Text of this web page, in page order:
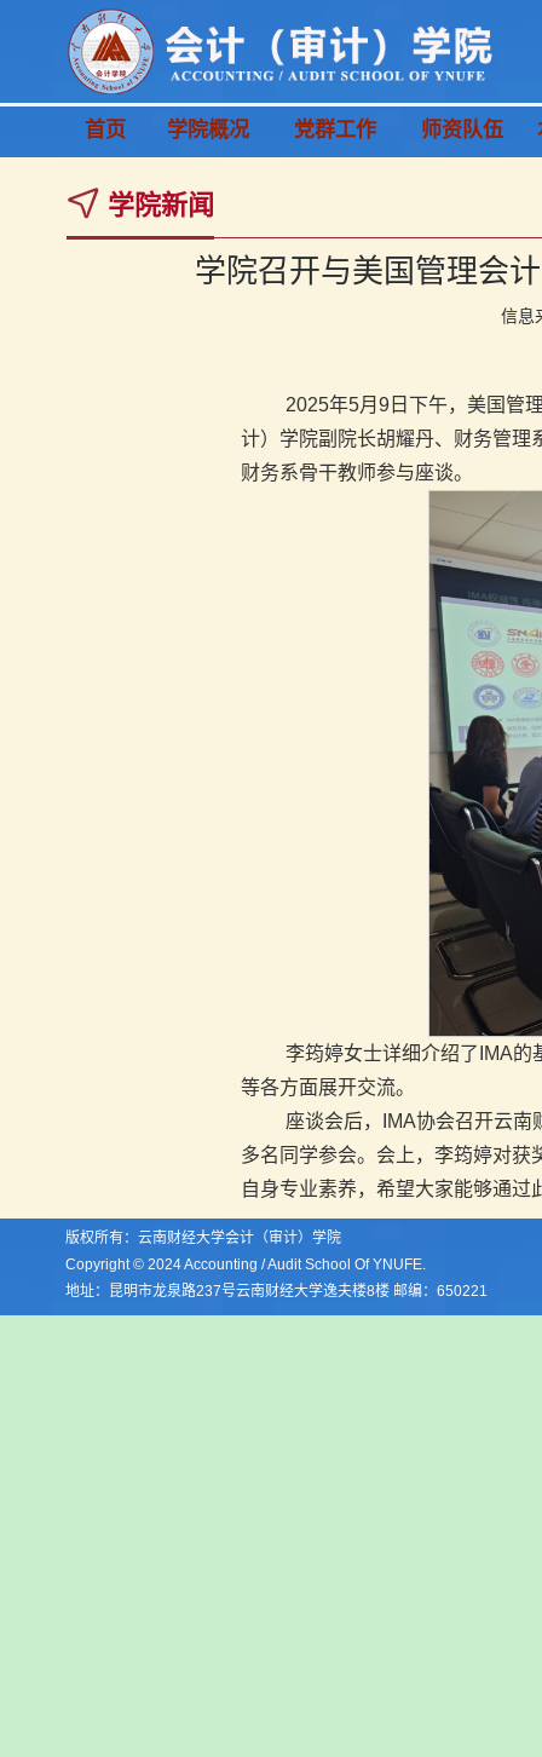
首页 学院概况 党群工作 师资队伍
学院新闻
学院召开与美国管理会
信息
2025年5月9日下午，美国管
计）学院副院长胡耀丹、财务管理
财务系骨干教师参与座谈。
李筠婷女士详细介绍了IMA的
等各方面展开交流。
座谈会后，IMA协会召开云
多名同学参会。会上，李筠婷对
自身专业素养，希望大家能够通过
版权所有：云南财经大学会计（审计）学院
Copyright © 2024 Accounting / Audit School Of YNUFE.
地址：昆明市龙泉路237号云南财经大学逸夫楼8楼 邮编：650221